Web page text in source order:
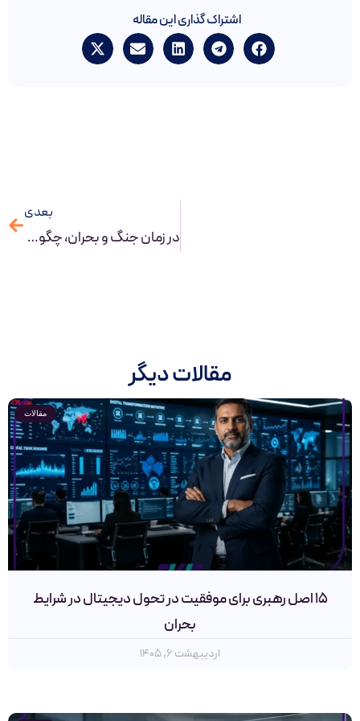
اشتراک گذاری این مقاله
بعدی
در زمان جنگ و بحران، چگونه با BPM و BPMS، سازمانی تاب‌آور بسازیم؟
مقالات دیگر
مقالات
۱۵ اصل رهبری برای موفقیت در تحول دیجیتال در شرایط
بحران
اردیبهشت ۶, ۱۴۰۵